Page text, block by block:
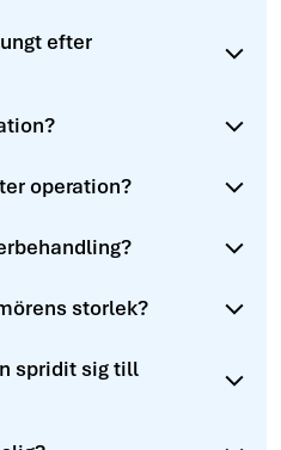
efter
operation?
storlek?
spridit sig till